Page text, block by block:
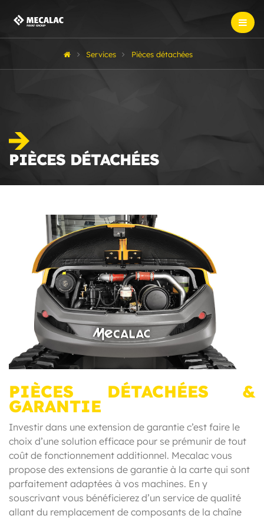
Services Pièces détachées
PIÈCES DÉTACHÉES
PIÈCES DÉTACHÉES &
GARANTIE
Investir dans une extension de garantie c’est faire le
choix d’une solution efficace pour se prémunir de tout
coût de fonctionnement additionnel. Mecalac vous
propose des extensions de garantie à la carte qui sont
parfaitement adaptées à vos machines. En y
souscrivant vous bénéficierez d’un service de qualité
allant du remplacement de composants de la chaîne